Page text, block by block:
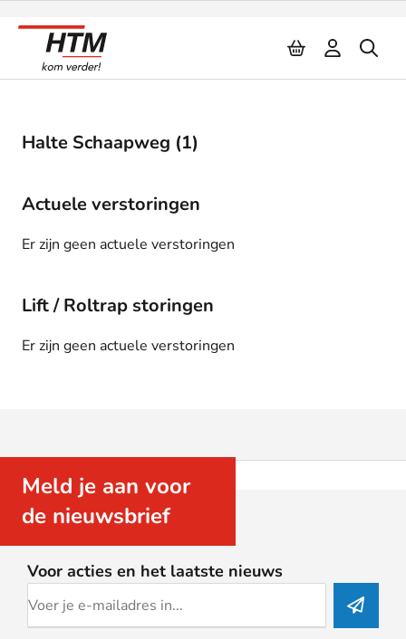
Halte Schaapweg (1)
Actuele verstoringen
Er zijn geen actuele verstoringen
Lift / Roltrap storingen
Er zijn geen actuele verstoringen
Meld je aan voor
de nieuwsbrief
Voor acties en het laatste nieuws